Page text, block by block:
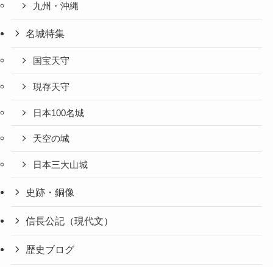
九州・沖縄
名城特集
国宝天守
現存天守
日本100名城
天空の城
日本三大山城
史跡・銅像
信長公記（現代文）
歴史ブログ